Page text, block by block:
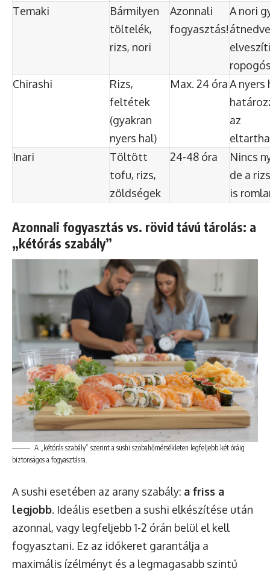
Temaki
Bármilyen
töltelék,
rizs, nori
Azonnali
fogyasztás!
A nori
Chirashi
Rizs,
feltétek
(gyakran
nyers hal)
Max. 24 óraA nyers
az
Inari
Töltött
tofu, rizs,
zöldségek
24-48 óra
Nincs
de a
is
Azonnali fogyasztás vs. rövid távú tárolás: a
„kétórás szabály”
A „kétórás szabály” szerint a sushi szobahőmérsékleten legfeljebb két óráig
biztonságos a fogyasztásra.
A sushi esetében az arany szabály: a friss a
legjobb. Ideális esetben a sushi elkészítése után
azonnal, vagy legfeljebb 1-2 órán belül el kell
fogyasztani. Ez az időkeret garantálja a
maximális ízélményt és a legmagasabb szintű